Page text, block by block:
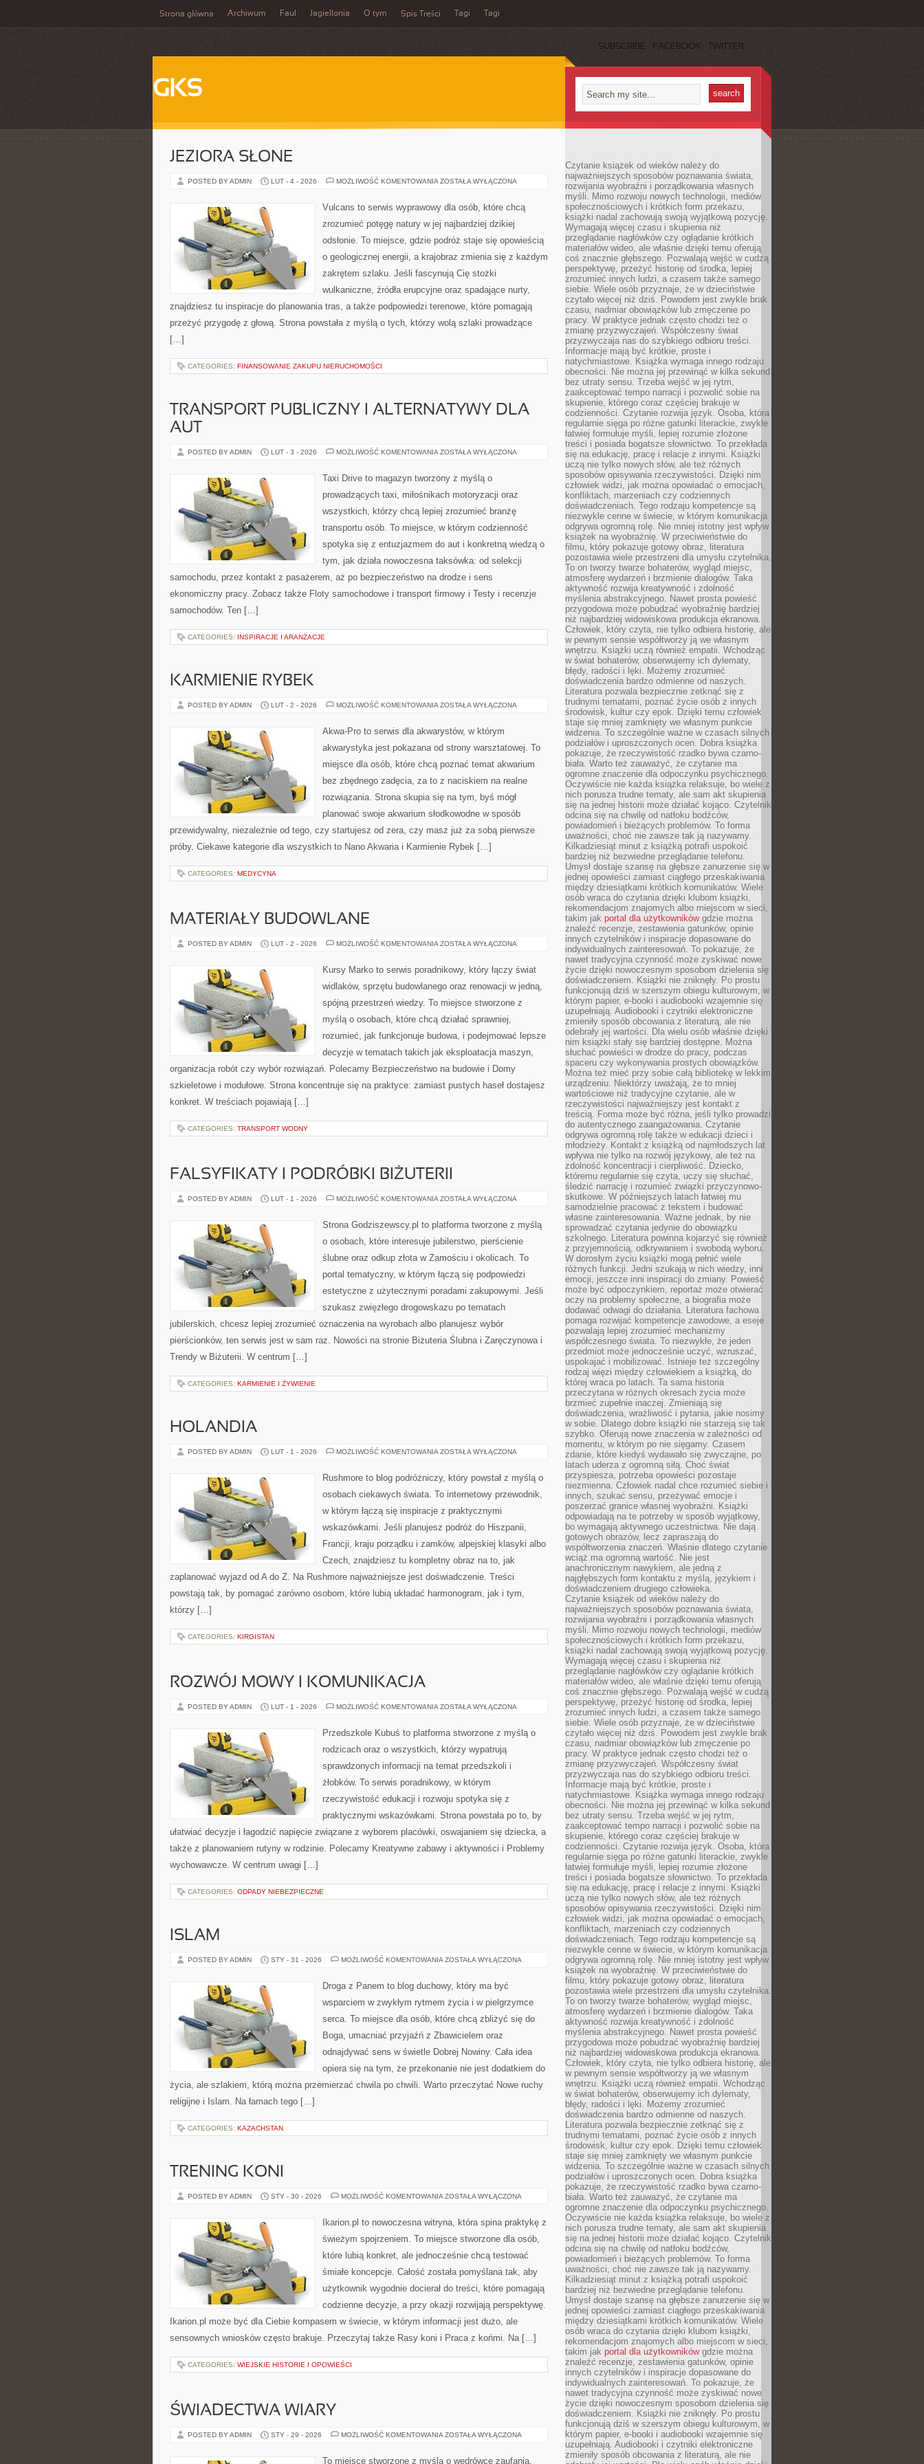
Strona główna Archiwum Faul Jagiellonia O tym Spis Treści Tagi Tagi
SUBSCRIBE FACEBOOK TWITTER
GKS
JEZIORA SŁONE
POSTED BY ADMIN LUT - 4 - 2026 MOŻLIWOŚĆ KOMENTOWANIA JEZIORA
ZOSTAŁA WYŁĄCZONA
Vulcans to serwis wyprawowy dla osób, które chcą
zrozumieć potęgę natury w jej najbardziej dzikiej
odsłonie. To miejsce, gdzie podróż staje się opowieścią
o geologicznej energii, a krajobraz zmienia się z każdym
zakrętem szlaku. Jeśli fascynują Cię stożki
wulkaniczne, źródła erupcyjne oraz spadające nurty,
znajdziesz tu inspiracje do planowania tras, a także podpowiedzi terenowe, które pomagają
przeżyć przygodę z głową. Strona powstała z myślą o tych, którzy wolą szlaki prowadzące
[…]
CATEGORIES: FINANSOWANIE ZAKUPU NIERUCHOMOŚCI
TRANSPORT PUBLICZNY I ALTERNATYWY DLA
AUT
POSTED BY ADMIN LUT - 3 - 2026 MOŻLIWOŚĆ KOMENTOWANIA TRANSPORT
ALTERNATYWY
DLA
ZOSTAŁA WYŁĄCZONA
Taxi Drive to magazyn tworzony z myślą o
prowadzących taxi, miłośnikach motoryzacji oraz
wszystkich, którzy chcą lepiej zrozumieć branżę
transportu osób. To miejsce, w którym codzienność
spotyka się z entuzjazmem do aut i konkretną wiedzą o
tym, jak działa nowoczesna taksówka: od selekcji
samochodu, przez kontakt z pasażerem, aż po bezpieczeństwo na drodze i sens
ekonomiczny pracy. Zobacz także Floty samochodowe i transport firmowy i Testy i recenzje
samochodów. Ten […]
CATEGORIES: INSPIRACJE I ARANŻACJE
KARMIENIE RYBEK
POSTED BY ADMIN LUT - 2 - 2026 MOŻLIWOŚĆ KOMENTOWANIA KARMIENIE
ZOSTAŁA WYŁĄCZONA
Akwa-Pro to serwis dla akwarystów, w którym
akwarystyka jest pokazana od strony warsztatowej. To
miejsce dla osób, które chcą poznać temat akwarium
bez zbędnego zadęcia, za to z naciskiem na realne
rozwiązania. Strona skupia się na tym, byś mógł
planować swoje akwarium słodkowodne w sposób
przewidywalny, niezależnie od tego, czy startujesz od zera, czy masz już za sobą pierwsze
próby. Ciekawe kategorie dla wszystkich to Nano Akwaria i Karmienie Rybek […]
CATEGORIES: MEDYCYNA
MATERIAŁY BUDOWLANE
POSTED BY ADMIN LUT - 2 - 2026 MOŻLIWOŚĆ KOMENTOWANIA MATERIAŁY
ZOSTAŁA WYŁĄCZONA
Kursy Marko to serwis poradnikowy, który łączy świat
widlaków, sprzętu budowlanego oraz renowacji w jedną,
spójną przestrzeń wiedzy. To miejsce stworzone z
myślą o osobach, które chcą działać sprawniej,
rozumieć, jak funkcjonuje budowa, i podejmować lepsze
decyzje w tematach takich jak eksploatacja maszyn,
organizacja robót czy wybór rozwiązań. Polecamy Bezpieczeństwo na budowie i Domy
szkieletowe i modułowe. Strona koncentruje się na praktyce: zamiast pustych haseł dostajesz
konkret. W treściach pojawiają […]
CATEGORIES: TRANSPORT WODNY
FALSYFIKATY I PODRÓBKI BIŻUTERII
POSTED BY ADMIN LUT - 1 - 2026 MOŻLIWOŚĆ KOMENTOWANIA FALSYFIKATY
BIŻUTERII
ZOSTAŁA WYŁĄCZONA
Strona Godziszewscy.pl to platforma tworzone z myślą
o osobach, które interesuje jubilerstwo, pierścienie
ślubne oraz odkup złota w Zamościu i okolicach. To
portal tematyczny, w którym łączą się podpowiedzi
estetyczne z użytecznymi poradami zakupowymi. Jeśli
szukasz zwięzłego drogowskazu po tematach
jubilerskich, chcesz lepiej zrozumieć oznaczenia na wyrobach albo planujesz wybór
pierścionków, ten serwis jest w sam raz. Nowości na stronie Biżuteria Ślubna i Zaręczynowa i
Trendy w Biżuterii. W centrum […]
CATEGORIES: KARMIENIE I ŻYWIENIE
HOLANDIA
POSTED BY ADMIN LUT - 1 - 2026 MOŻLIWOŚĆ KOMENTOWANIA HOLANDIA
ZOSTAŁA WYŁĄCZONA
Rushmore to blog podróżniczy, który powstał z myślą o
osobach ciekawych świata. To internetowy przewodnik,
w którym łączą się inspiracje z praktycznymi
wskazówkami. Jeśli planujesz podróż do Hiszpanii,
Francji, kraju porządku i zamków, alpejskiej klasyki albo
Czech, znajdziesz tu kompletny obraz na to, jak
zaplanować wyjazd od A do Z. Na Rushmore najważniejsze jest doświadczenie. Treści
powstają tak, by pomagać zarówno osobom, które lubią układać harmonogram, jak i tym,
którzy […]
CATEGORIES: KIRGISTAN
ROZWÓJ MOWY I KOMUNIKACJA
POSTED BY ADMIN LUT - 1 - 2026 MOŻLIWOŚĆ KOMENTOWANIA ROZWÓJ
KOMUNIKACJA
ZOSTAŁA WYŁĄCZONA
Przedszkole Kubuś to platforma stworzone z myślą o
rodzicach oraz o wszystkich, którzy wypatrują
sprawdzonych informacji na temat przedszkoli i
żłobków. To serwis poradnikowy, w którym
rzeczywistość edukacji i rozwoju spotyka się z
praktycznymi wskazówkami. Strona powstała po to, by
ułatwiać decyzje i łagodzić napięcie związane z wyborem placówki, oswajaniem się dziecka, a
także z planowaniem rutyny w rodzinie. Polecamy Kreatywne zabawy i aktywności i Problemy
wychowawcze. W centrum uwagi […]
CATEGORIES: ODPADY NIEBEZPIECZNE
ISLAM
POSTED BY ADMIN STY - 31 - 2026 MOŻLIWOŚĆ KOMENTOWANIA ISLAM
ZOSTAŁA WYŁĄCZONA
Droga z Panem to blog duchowy, który ma być
wsparciem w zwykłym rytmem życia i w pielgrzymce
serca. To miejsce dla osób, które chcą zbliżyć się do
Boga, umacniać przyjaźń z Zbawicielem oraz
odnajdywać sens w świetle Dobrej Nowiny. Cała idea
opiera się na tym, że przekonanie nie jest dodatkiem do
życia, ale szlakiem, którą można przemierzać chwila po chwili. Warto przeczytać Nowe ruchy
religijne i Islam. Na łamach tego […]
CATEGORIES: KAZACHSTAN
TRENING KONI
POSTED BY ADMIN STY - 30 - 2026 MOŻLIWOŚĆ KOMENTOWANIA TRENING
ZOSTAŁA WYŁĄCZONA
Ikarion.pl to nowoczesna witryna, która spina praktykę z
świeżym spojrzeniem. To miejsce stworzone dla osób,
które lubią konkret, ale jednocześnie chcą testować
śmiałe koncepcje. Całość została pomyślana tak, aby
użytkownik wygodnie docierał do treści, które pomagają
codzienne decyzje, a przy okazji rozwijają perspektywę.
Ikarion.pl może być dla Ciebie kompasem w świecie, w którym informacji jest dużo, ale
sensownych wniosków często brakuje. Przeczytaj także Rasy koni i Praca z końmi. Na […]
CATEGORIES: WIEJSKIE HISTORIE I OPOWIEŚCI
ŚWIADECTWA WIARY
POSTED BY ADMIN STY - 29 - 2026 MOŻLIWOŚĆ KOMENTOWANIA ŚWIADECTWA
ZOSTAŁA WYŁĄCZONA
To miejsce stworzone z myślą o wędrówce zaufania,
Czytanie książek od wieków należy do
najważniejszych sposobów poznawania świata,
rozwijania wyobraźni i porządkowania własnych
myśli. Mimo rozwoju nowych technologii, mediów
społecznościowych i krótkich form przekazu,
książki nadal zachowują swoją wyjątkową pozycję.
Wymagają więcej czasu i skupienia niż
przeglądanie nagłówków czy oglądanie krótkich
materiałów wideo, ale właśnie dzięki temu oferują
coś znacznie głębszego. Pozwalają wejść w cudzą
perspektywę, przeżyć historię od środka, lepiej
zrozumieć innych ludzi, a czasem także samego
siebie. Wiele osób przyznaje, że w dzieciństwie
czytało więcej niż dziś. Powodem jest zwykle brak
czasu, nadmiar obowiązków lub zmęczenie po
pracy. W praktyce jednak często chodzi też o
zmianę przyzwyczajeń. Współczesny świat
przyzwyczaja nas do szybkiego odbioru treści.
Informacje mają być krótkie, proste i
natychmiastowe. Książka wymaga innego rodzaju
obecności. Nie można jej przewinąć w kilka sekund
bez utraty sensu. Trzeba wejść w jej rytm,
zaakceptować tempo narracji i pozwolić sobie na
skupienie, którego coraz częściej brakuje w
codzienności. Czytanie rozwija język. Osoba, która
regularnie sięga po różne gatunki literackie, zwykle
łatwiej formułuje myśli, lepiej rozumie złożone
treści i posiada bogatsze słownictwo. To przekłada
się na edukację, pracę i relacje z innymi. Książki
uczą nie tylko nowych słów, ale też różnych
sposobów opisywania rzeczywistości. Dzięki nim
człowiek widzi, jak można opowiadać o emocjach,
konfliktach, marzeniach czy codziennych
doświadczeniach. Tego rodzaju kompetencje są
niezwykle cenne w świecie, w którym komunikacja
odgrywa ogromną rolę. Nie mniej istotny jest wpływ
książek na wyobraźnię. W przeciwieństwie do
filmu, który pokazuje gotowy obraz, literatura
pozostawia wiele przestrzeni dla umysłu czytelnika.
To on tworzy twarze bohaterów, wygląd miejsc,
atmosferę wydarzeń i brzmienie dialogów. Taka
aktywność rozwija kreatywność i zdolność
myślenia abstrakcyjnego. Nawet prosta powieść
przygodowa może pobudzać wyobraźnię bardziej
niż najbardziej widowiskowa produkcja ekranowa.
Człowiek, który czyta, nie tylko odbiera historię, ale
w pewnym sensie współtworzy ją we własnym
wnętrzu. Książki uczą również empatii. Wchodząc
w świat bohaterów, obserwujemy ich dylematy,
błędy, radości i lęki. Możemy zrozumieć
doświadczenia bardzo odmienne od naszych.
Literatura pozwala bezpiecznie zetknąć się z
trudnymi tematami, poznać życie osób z innych
środowisk, kultur czy epok. Dzięki temu człowiek
staje się mniej zamknięty we własnym punkcie
widzenia. To szczególnie ważne w czasach silnych
podziałów i uproszczonych ocen. Dobra książka
pokazuje, że rzeczywistość rzadko bywa czarno-
biała. Warto też zauważyć, że czytanie ma
ogromne znaczenie dla odpoczynku psychicznego.
Oczywiście nie każda książka relaksuje, bo wiele z
nich porusza trudne tematy, ale sam akt skupienia
się na jednej historii może działać kojąco. Czytelnik
odcina się na chwilę od natłoku bodźców,
powiadomień i bieżących problemów. To forma
uważności, choć nie zawsze tak ją nazywamy.
Kilkadziesiąt minut z książką potrafi uspokoić
bardziej niż bezwiedne przeglądanie telefonu.
Umysł dostaje szansę na głębsze zanurzenie się w
jednej opowieści zamiast ciągłego przeskakiwania
między dziesiątkami krótkich komunikatów. Wiele
osób wraca do czytania dzięki klubom książki,
rekomendacjom znajomych albo miejscom w sieci,
takim jak portal dla użytkownikówgdzie można
znaleźć recenzje, zestawienia gatunków, opinie
innych czytelników i inspiracje dopasowane do
indywidualnych zainteresowań. To pokazuje, że
nawet tradycyjna czynność może zyskiwać nowe
życie dzięki nowoczesnym sposobom dzielenia się
doświadczeniem. Książki nie zniknęły. Po prostu
funkcjonują dziś w szerszym obiegu kulturowym, w
którym papier, e-booki i audiobooki wzajemnie się
uzupełniają. Audiobooki i czytniki elektroniczne
zmieniły sposób obcowania z literaturą, ale nie
odebrały jej wartości. Dla wielu osób właśnie dzięki
nim książki stały się bardziej dostępne. Można
słuchać powieści w drodze do pracy, podczas
spaceru czy wykonywania prostych obowiązków.
Można też mieć przy sobie całą bibliotekę w lekkim
urządzeniu. Niektórzy uważają, że to mniej
wartościowe niż tradycyjne czytanie, ale w
rzeczywistości najważniejszy jest kontakt z
treścią. Forma może być różna, jeśli tylko prowadzi
do autentycznego zaangażowania. Czytanie
odgrywa ogromną rolę także w edukacji dzieci i
młodzieży. Kontakt z książką od najmłodszych lat
wpływa nie tylko na rozwój językowy, ale też na
zdolność koncentracji i cierpliwość. Dziecko,
któremu regularnie się czyta, uczy się słuchać,
śledzić narrację i rozumieć związki przyczynowo-
skutkowe. W późniejszych latach łatwiej mu
samodzielnie pracować z tekstem i budować
własne zainteresowania. Ważne jednak, by nie
sprowadzać czytania jedynie do obowiązku
szkolnego. Literatura powinna kojarzyć się również
z przyjemnością, odkrywaniem i swobodą wyboru.
W dorosłym życiu książki mogą pełnić wiele
różnych funkcji. Jedni szukają w nich wiedzy, inni
emocji, jeszcze inni inspiracji do zmiany. Powieść
może być odpoczynkiem, reportaż może otwierać
oczy na problemy społeczne, a biografia może
dodawać odwagi do działania. Literatura fachowa
pomaga rozwijać kompetencje zawodowe, a eseje
pozwalają lepiej zrozumieć mechanizmy
współczesnego świata. To niezwykłe, że jeden
przedmiot może jednocześnie uczyć, wzruszać,
uspokajać i mobilizować. Istnieje też szczególny
rodzaj więzi między człowiekiem a książką, do
której wraca po latach. Ta sama historia
przeczytana w różnych okresach życia może
brzmieć zupełnie inaczej. Zmieniają się
doświadczenia, wrażliwość i pytania, jakie nosimy
w sobie. Dlatego dobre książki nie starzeją się tak
szybko. Oferują nowe znaczenia w zależności od
momentu, w którym po nie sięgamy. Czasem
zdanie, które kiedyś wydawało się zwyczajne, po
latach uderza z ogromną siłą. Choć świat
przyspiesza, potrzeba opowieści pozostaje
niezmienna. Człowiek nadal chce rozumieć siebie i
innych, szukać sensu, przeżywać emocje i
poszerzać granice własnej wyobraźni. Książki
odpowiadają na te potrzeby w sposób wyjątkowy,
bo wymagają aktywnego uczestnictwa. Nie dają
gotowych obrazów, lecz zapraszają do
współtworzenia znaczeń. Właśnie dlatego czytanie
wciąż ma ogromną wartość. Nie jest
anachronicznym nawykiem, ale jedną z
najgłębszych form kontaktu z myślą, językiem i
doświadczeniem drugiego człowieka.
Czytanie książek od wieków należy do
najważniejszych sposobów poznawania świata,
rozwijania wyobraźni i porządkowania własnych
myśli. Mimo rozwoju nowych technologii, mediów
społecznościowych i krótkich form przekazu,
książki nadal zachowują swoją wyjątkową pozycję.
Wymagają więcej czasu i skupienia niż
przeglądanie nagłówków czy oglądanie krótkich
materiałów wideo, ale właśnie dzięki temu oferują
coś znacznie głębszego. Pozwalają wejść w cudzą
perspektywę, przeżyć historię od środka, lepiej
zrozumieć innych ludzi, a czasem także samego
siebie. Wiele osób przyznaje, że w dzieciństwie
czytało więcej niż dziś. Powodem jest zwykle brak
czasu, nadmiar obowiązków lub zmęczenie po
pracy. W praktyce jednak często chodzi też o
zmianę przyzwyczajeń. Współczesny świat
przyzwyczaja nas do szybkiego odbioru treści.
Informacje mają być krótkie, proste i
natychmiastowe. Książka wymaga innego rodzaju
obecności. Nie można jej przewinąć w kilka sekund
bez utraty sensu. Trzeba wejść w jej rytm,
zaakceptować tempo narracji i pozwolić sobie na
skupienie, którego coraz częściej brakuje w
codzienności. Czytanie rozwija język. Osoba, która
regularnie sięga po różne gatunki literackie, zwykle
łatwiej formułuje myśli, lepiej rozumie złożone
treści i posiada bogatsze słownictwo. To przekłada
się na edukację, pracę i relacje z innymi. Książki
uczą nie tylko nowych słów, ale też różnych
sposobów opisywania rzeczywistości. Dzięki nim
człowiek widzi, jak można opowiadać o emocjach,
konfliktach, marzeniach czy codziennych
doświadczeniach. Tego rodzaju kompetencje są
niezwykle cenne w świecie, w którym komunikacja
odgrywa ogromną rolę. Nie mniej istotny jest wpływ
książek na wyobraźnię. W przeciwieństwie do
filmu, który pokazuje gotowy obraz, literatura
pozostawia wiele przestrzeni dla umysłu czytelnika.
To on tworzy twarze bohaterów, wygląd miejsc,
atmosferę wydarzeń i brzmienie dialogów. Taka
aktywność rozwija kreatywność i zdolność
myślenia abstrakcyjnego. Nawet prosta powieść
przygodowa może pobudzać wyobraźnię bardziej
niż najbardziej widowiskowa produkcja ekranowa.
Człowiek, który czyta, nie tylko odbiera historię, ale
w pewnym sensie współtworzy ją we własnym
wnętrzu. Książki uczą również empatii. Wchodząc
w świat bohaterów, obserwujemy ich dylematy,
błędy, radości i lęki. Możemy zrozumieć
doświadczenia bardzo odmienne od naszych.
Literatura pozwala bezpiecznie zetknąć się z
trudnymi tematami, poznać życie osób z innych
środowisk, kultur czy epok. Dzięki temu człowiek
staje się mniej zamknięty we własnym punkcie
widzenia. To szczególnie ważne w czasach silnych
podziałów i uproszczonych ocen. Dobra książka
pokazuje, że rzeczywistość rzadko bywa czarno-
biała. Warto też zauważyć, że czytanie ma
ogromne znaczenie dla odpoczynku psychicznego.
Oczywiście nie każda książka relaksuje, bo wiele z
nich porusza trudne tematy, ale sam akt skupienia
się na jednej historii może działać kojąco. Czytelnik
odcina się na chwilę od natłoku bodźców,
powiadomień i bieżących problemów. To forma
uważności, choć nie zawsze tak ją nazywamy.
Kilkadziesiąt minut z książką potrafi uspokoić
bardziej niż bezwiedne przeglądanie telefonu.
Umysł dostaje szansę na głębsze zanurzenie się w
jednej opowieści zamiast ciągłego przeskakiwania
między dziesiątkami krótkich komunikatów. Wiele
osób wraca do czytania dzięki klubom książki,
rekomendacjom znajomych albo miejscom w sieci,
takim jak portal dla użytkownikówgdzie można
znaleźć recenzje, zestawienia gatunków, opinie
innych czytelników i inspiracje dopasowane do
indywidualnych zainteresowań. To pokazuje, że
nawet tradycyjna czynność może zyskiwać nowe
życie dzięki nowoczesnym sposobom dzielenia się
doświadczeniem. Książki nie zniknęły. Po prostu
funkcjonują dziś w szerszym obiegu kulturowym, w
którym papier, e-booki i audiobooki wzajemnie się
uzupełniają. Audiobooki i czytniki elektroniczne
zmieniły sposób obcowania z literaturą, ale nie